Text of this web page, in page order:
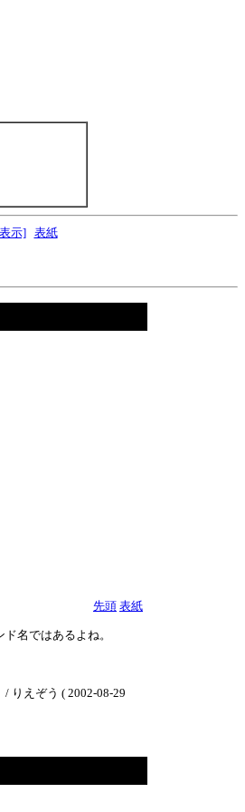
示] 表紙
先頭 表紙
名ではあるよね。
りえぞう ( 2002-08-29